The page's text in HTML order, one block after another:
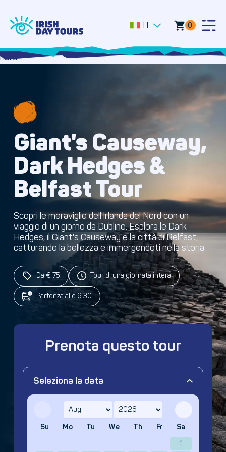
IT 0
hello
Giant's Causeway,
Dark Hedges &
Belfast Tour
Scopri le meraviglie dell'Irlanda del Nord con un
viaggio di un giorno da Dublino. Esplora le Dark
Hedges, il Giant's Causeway e la città di Belfast,
catturando la bellezza e immergendoti nella storia.
Da € 75 Tour di una giornata intera
Partenza alle 6:30
Prenota questo tour
Seleziona la data
Su Mo Tu We Th Fr Sa
1